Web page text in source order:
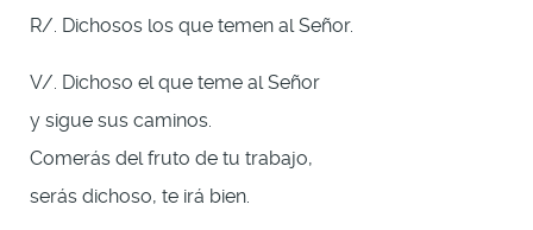
R/. Dichosos los que temen al Señor.
V/. Dichoso el que teme al Señor
y sigue sus caminos.
Comerás del fruto de tu trabajo,
serás dichoso, te irá bien.